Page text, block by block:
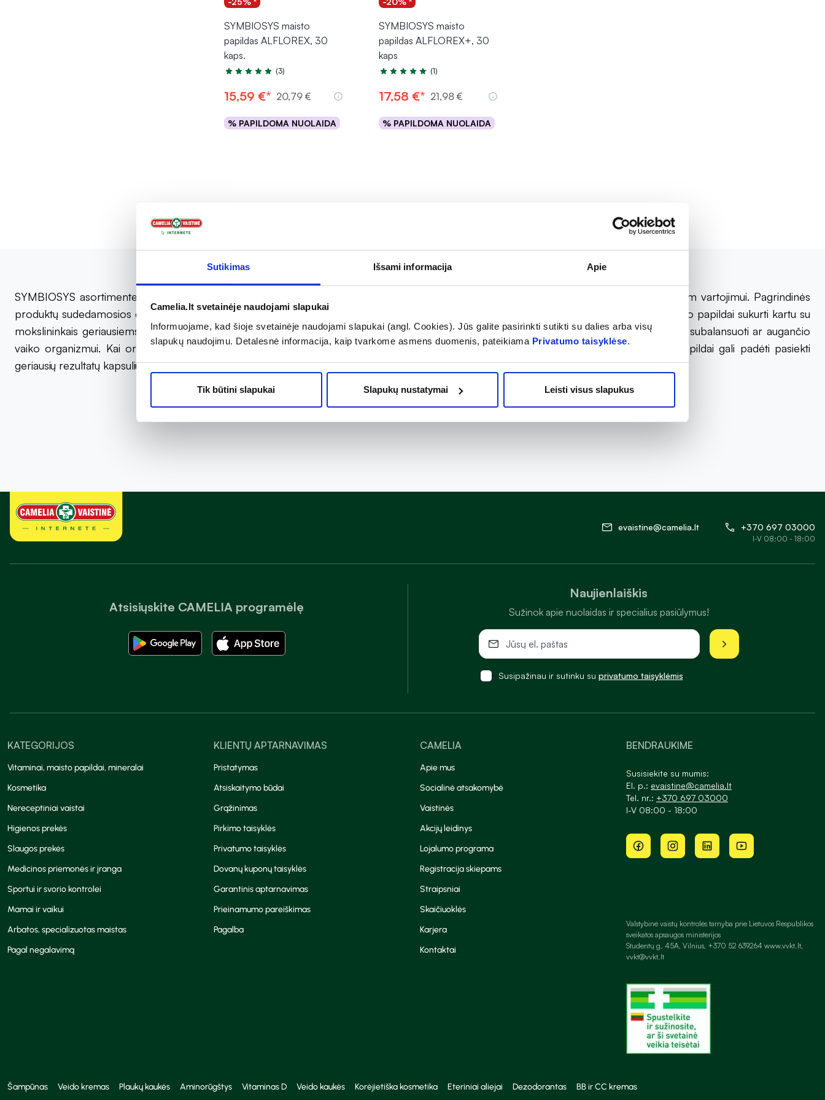
Sutikimas Išsami informacija Apie
Camelia.lt svetainėje naudojami slapukai
Informuojame, kad šioje svetainėje naudojami slapukai (angl. Cookies). Jūs galite pasirinkti sutikti su dalies arba visų
slapukų naudojimu. Detalesnė informacija, kaip tvarkome asmens duomenis, pateikiama Privatumo taisyklėse.
Tik būtini slapukai Slapukų nustatymai Leisti visus slapukus
SYMBIOSYS maisto
papildas ALFLOREX, 30
kaps.
Įvertinimas 5.0 iš 5
(3)
15,59 €* 20,79 €
% PAPILDOMA NUOLAIDA
Į krepšelį
SYMBIOSYS maisto
papildas ALFLOREX+, 30
kaps
Įvertinimas 5.0 iš 5
(1)
17,58 €* 21,98 €
% PAPILDOMA NUOLAIDA
Į krepšelį
SYMBIOSYS asortimente rasite įvairioms amžiaus grupėms skirtų maisto papildų, kurių sudėtis yra moksliškai patvirtinta ir saugi kasdieniam vartojimui. Pagrindinės
produktų sudedamosios dalys yra kruopščiai atrinktos bakterijų padermės, efektyviai veikiančios organizmą. SYMBIOSYS ALFLOREX maisto papildai sukurti kartu su
mokslininkais geriausiems rezultatams pasiekti: imunitetui stiprinti, emocinei pusiausvyrai ir energijai palaikyti, nuovargiui mažinti, virškinimui subalansuoti ar augančio
vaiko organizmui. Kai organizmui tenka įveikti įvairius iššūkius ir negalavimus, iš natūralių koncentratų pagaminti SYMBIOSYS maisto papildai gali padėti pasiekti
geriausių rezultatų kapsulių ar paketėlių formose.
Atsisiųskite CAMELIA programėlę
Naujienlaiškis
Sužinok apie nuolaidas ir specialius pasiūlymus!
Susipažinau ir sutinku su privatumo taisyklėmis
evaistine@camelia.lt +370 697 03000
I-V 08:00 - 18:00
KATEGORIJOS
Vitaminai, maisto papildai, mineralai
Kosmetika
Nereceptiniai vaistai
Higienos prekės
Slaugos prekės
Medicinos priemonės ir įranga
Sportui ir svorio kontrolei
Mamai ir vaikui
Arbatos, specializuotas maistas
Pagal negalavimą
KLIENTŲ APTARNAVIMAS
Pristatymas
Atsiskaitymo būdai
Grąžinimas
Pirkimo taisyklės
Privatumo taisyklės
Dovanų kuponų taisyklės
Garantinis aptarnavimas
Prieinamumo pareiškimas
Pagalba
CAMELIA
Apie mus
Socialinė atsakomybė
Vaistinės
Akcijų leidinys
Lojalumo programa
Registracija skiepams
Straipsniai
Skaičiuoklės
Karjera
Kontaktai
BENDRAUKIME
Susisiekite su mumis:
El. p.: evaistine@camelia.lt
Tel. nr.: +370 697 03000
I-V 08:00 - 18:00
Valstybinė vaistų kontrolės tarnyba prie Lietuvos Respublikos
sveikatos apsaugos ministerijos
Studentų g. 45A, Vilnius, +370 52 639264 www.vvkt.lt,
vvkt@vvkt.lt
Šampūnas Veido kremas Plaukų kaukės Aminorūgštys Vitaminas D Veido kaukės Korėjietiška kosmetika Eteriniai aliejai Dezodorantas BB ir CC kremas